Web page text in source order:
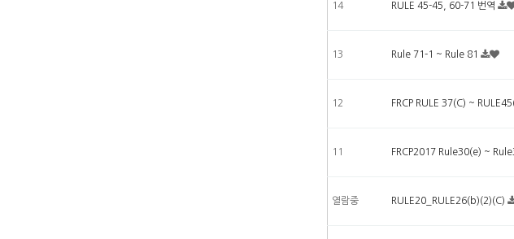
14 RULE 45-45, 60-71 번역
13 Rule 71-1 ~ Rule 81
12 FRCP RULE 37(C) ~
11 FRCP2017 Rule30(e) ~
열람중 RULE20_RULE26(b)(2)(C)